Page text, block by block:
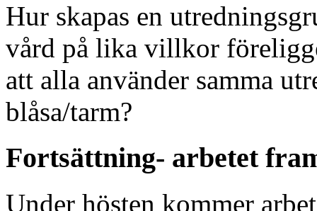
Hur skapas en
vård på lika villkor
att alla använder samma
blåsa/tarm?
Fortsättning- arbetet
Under hösten kommer